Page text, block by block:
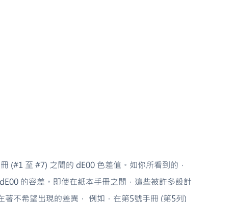
(#1 至 #7) 之間的 dE00 色差值。如你所看到的，
的容差。即使在紙本手冊之間，這些被許多設計
不希望出現的差異， 例如，在第5號手冊 (第5列)